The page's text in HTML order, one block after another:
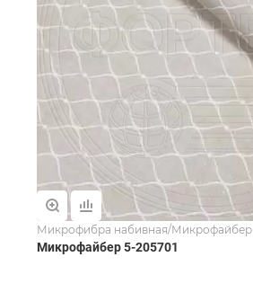
Микрофибра набивная/Микрофайбер
Микрофайбер 5-205701